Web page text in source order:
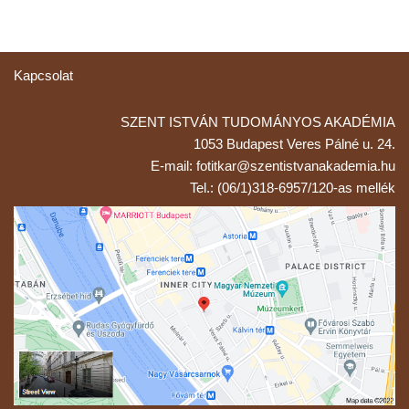
Kapcsolat
SZENT ISTVÁN TUDOMÁNYOS AKADÉMIA
1053 Budapest Veres Pálné u. 24.
E-mail: fotitkar@szentistvanakademia.hu
Tel.: (06/1)318-6957/120-as mellék